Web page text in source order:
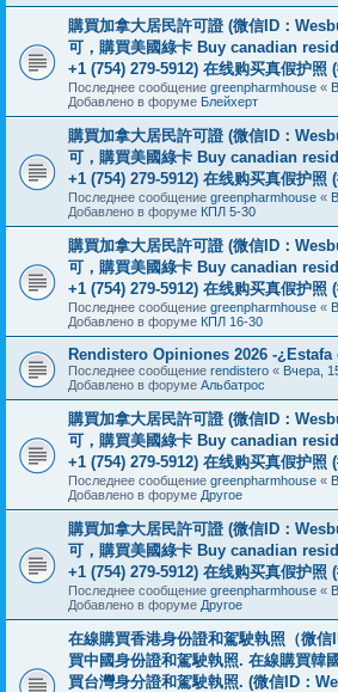
購買加拿大居民許可證 (微信ID：
可，購買美國綠卡 Buy canadian
+1 (754) 279-5912) 在线购买真假护照
Последнее сообщение greenpharmhouse «
Добавлено в форуме Блейхерт
購買加拿大居民許可證 (微信ID：
可，購買美國綠卡 Buy canadian
+1 (754) 279-5912) 在线购买真假护照
Последнее сообщение greenpharmhouse «
Добавлено в форуме КПЛ 5-30
購買加拿大居民許可證 (微信ID：
可，購買美國綠卡 Buy canadian
+1 (754) 279-5912) 在线购买真假护照
Последнее сообщение greenpharmhouse «
Добавлено в форуме КПЛ 16-30
Rendistero Opiniones 2026 -
Последнее сообщение rendistero « Вчера,
Добавлено в форуме Альбатрос
購買加拿大居民許可證 (微信ID：
可，購買美國綠卡 Buy canadian
+1 (754) 279-5912) 在线购买真假护照
Последнее сообщение greenpharmhouse «
Добавлено в форуме Другое
購買加拿大居民許可證 (微信ID：
可，購買美國綠卡 Buy canadian
+1 (754) 279-5912) 在线购买真假护照
Последнее сообщение greenpharmhouse «
Добавлено в форуме Другое
在線購買香港身份證和駕駛執照（微
買中國身份證和駕駛執照. 在線購買韓
買台灣身分證和駕駛執照. (微信ID：